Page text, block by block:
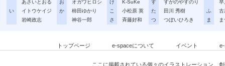
あさいとおる
い
イトウケイジ
岩崎政志
お
オガワヒロシ
か
柿田ゆかり
神谷一郎
け
K-SuKe
こ
小松原 英
さ
斉藤好和
す
すがのやすのり
た
田川 秀樹
つ
つぼいひろき
早
ふ
古
ま
トップページ e-spaceについて イベント
ここに掲載されている個々のイラストレーション、